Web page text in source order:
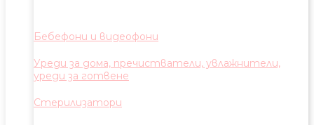
Бебефони и видеофони
Уреди за дома, пречистватели, увлажнители,
уреди за готвене
Стерилизатори